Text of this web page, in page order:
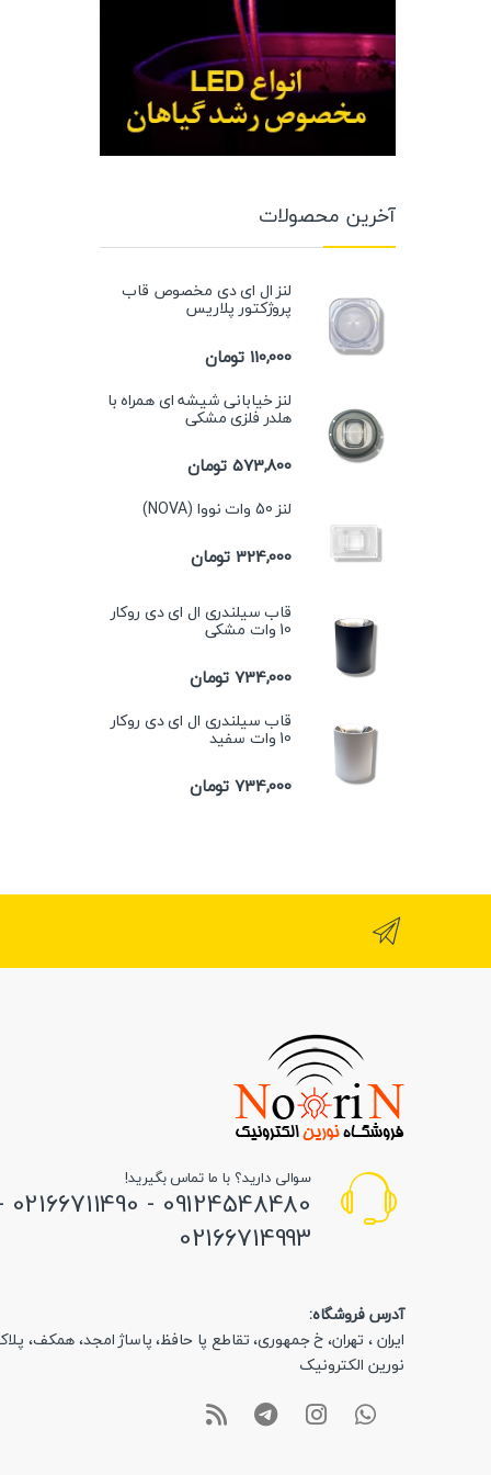
آخرین محصولات
لنز ال ای دی مخصوص قاب
پروژکتور پلاریس
110,000تومان
لنز خیابانی شیشه ای همراه با
هلدر فلزی مشکی
573,800تومان
لنز 50 وات نووا (NOVA)
324,000تومان
قاب سیلندری ال ای دی روکار
10 وات مشکی
734,000تومان
قاب سیلندری ال ای دی روکار
10 وات سفید
734,000تومان
سوالی دارید؟ با ما تماس بگیرید!
-
02166714993
آدرس فروشگاه:
نورین الکترونیک